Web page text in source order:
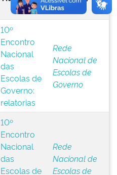
10º
Encontro
Nacional
das
Escolas de
Governo:
relatorias
Rede
Nacional de
Escolas de
Governo
10º
Encontro
Nacional
das
Escolas de
Rede
Nacional de
Escolas de